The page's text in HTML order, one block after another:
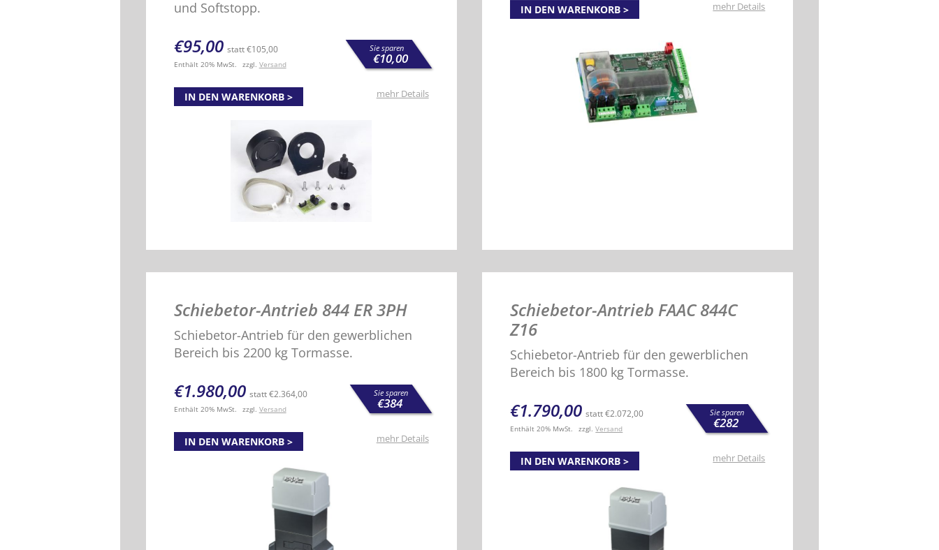
und Softstopp.
€95,00 statt€105,00
Enthält 20% MwSt. zzgl. Versand
Sie sparen
€10,00
IN DEN WARENKORB mehr Details
IN DEN WARENKORB mehr Details
Schiebetor-Antrieb 844 ER 3PH
Schiebetor-Antrieb für den gewerblichen
Bereich bis 2200 kg Tormasse.
€1.980,00 statt€2.364,00
Enthält 20% MwSt. zzgl. Versand
Sie sparen
€384
IN DEN WARENKORB mehr Details
Schiebetor-Antrieb FAAC 844C
Z16
Schiebetor-Antrieb für den gewerblichen
Bereich bis 1800 kg Tormasse.
€1.790,00 statt€2.072,00
Enthält 20% MwSt. zzgl.Versand
Sie sparen
€282
IN DEN WARENKORB mehr Details